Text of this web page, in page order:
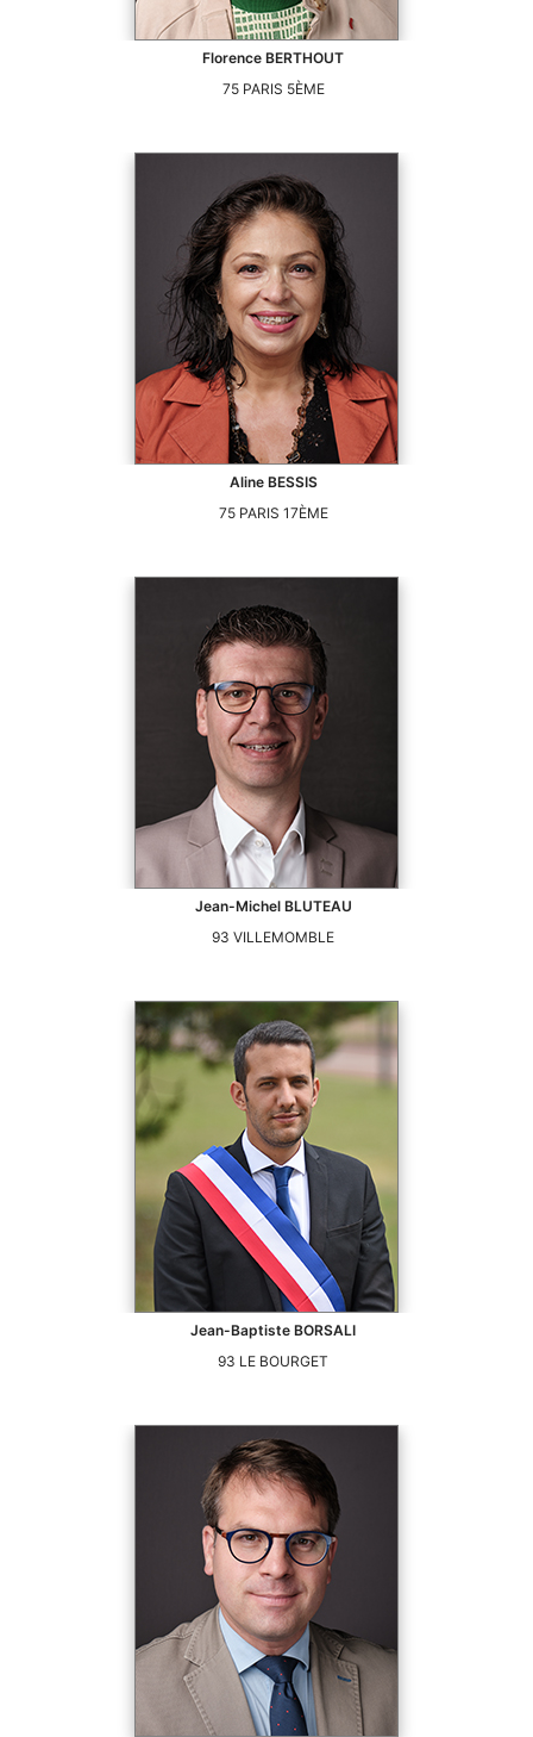
Florence BERTHOUT
75 PARIS 5ÈME
Aline BESSIS
75 PARIS 17ÈME
Jean-Michel BLUTEAU
93 VILLEMOMBLE
Jean-Baptiste BORSALI
93 LE BOURGET